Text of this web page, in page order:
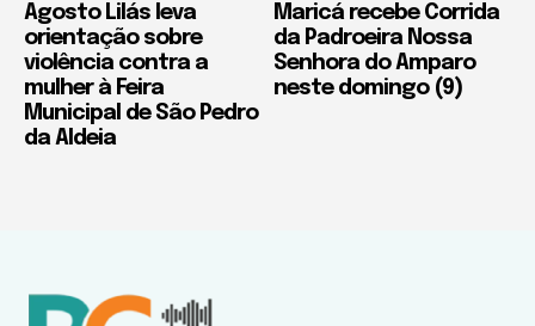
Agosto Lilás leva
orientação sobre
violência contra a
mulher à Feira
Municipal de São Pedro
da Aldeia
Maricá recebe Corrida
da Padroeira Nossa
Senhora do Amparo
neste domingo (9)